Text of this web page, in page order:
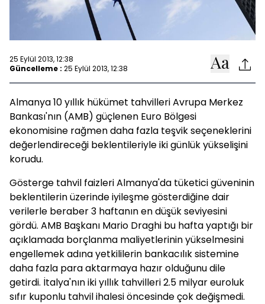
25 Eylül 2013, 12:38
Güncelleme : 25 Eylül 2013, 12:38
Almanya 10 yıllık hükümet tahvilleri Avrupa Merkez
Bankası'nın (AMB) güçlenen Euro Bölgesi
ekonomisine rağmen daha fazla teşvik seçeneklerini
değerlendireceği beklentileriyle iki günlük yükselişini
korudu.
Gösterge tahvil faizleri Almanya'da tüketici güveninin
beklentilerin üzerinde iyileşme gösterdiğine dair
verilerle beraber 3 haftanın en düşük seviyesini
gördü. AMB Başkanı Mario Draghi bu hafta yaptığı bir
açıklamada borçlanma maliyetlerinin yükselmesini
engellemek adına yetkililerin bankacılık sistemine
daha fazla para aktarmaya hazır olduğunu dile
getirdi. İtalya'nın iki yıllık tahvilleri 2.5 milyar euroluk
sıfır kuponlu tahvil ihalesi öncesinde çok değişmedi.